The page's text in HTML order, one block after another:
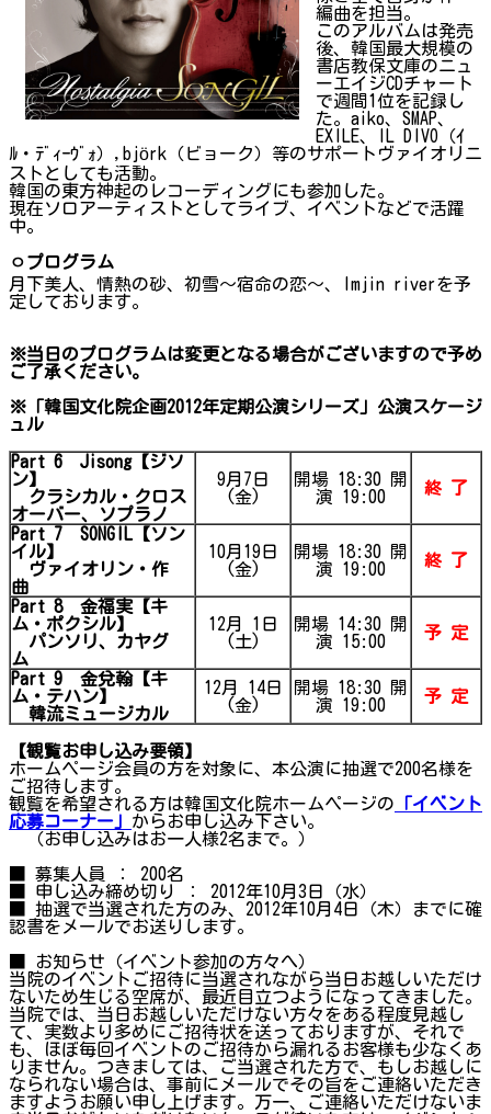
編曲を担当。
このアルバムは発売
後、韓国最大規模の
書店教保文庫のニュ
ーエイジCDチャート
で週間1位を記録し
た。aiko、SMAP、
EXILE、IL DIVO（ｲ
ﾙ・ﾃﾞｨｰｳﾞｫ）,björk（ビョーク）等のサポートヴァイオリニ
ストとしても活動。
韓国の東方神起のレコーディングにも参加した。
現在ソロアーティストとしてライブ、イベントなどで活躍
中。
ㅇプログラム
月下美人、情熱の砂、初雪〜宿命の恋〜、Imjin riverを予
定しております。
※当日のプログラムは変更となる場合がございますので予め
ご了承ください。
※「韓国文化院企画2012年定期公演シリーズ」公演スケージ
ュル
Part 6 Jisong【ジソ
ン】
クラシカル・クロス
オーバー、ソプラノ
9月7日
(金)
開場 18:30 開
演 19:00
終 了
Part 7 SONGIL 【ソン
イル】
ヴァイオリン・作
曲
10月19日
(金)
開場 18:30 開
演 19:00
終 了
Part 8
金福実【キ
ム・ポクシル】
パンソリ、カヤグ
ム
12月 1日
(土)
開場 14:30 開
演 15:00
予 定
Part 9 金兌翰【キ
ム・テハン】
韓流ミュージカル
12月 14日
(金)
開場 18:30 開
演 19:00
予 定
【観覧お申し込み要領】
ホームページ会員の方を対象に、本公演に抽選で200名様を
ご招待します。
観覧を希望される方は韓国文化院ホームページの 「イベント
応募コーナー」 からお申し込み下さい。
（お申し込みはお一人様2名まで。）
■ 募集人員 ： 200名
■ 申し込み締め切り ： 2012年10月3日（水）
■ 抽選で当選された方のみ、2012年10月4日（木）までに確
認書をメールでお送りします。
■ お知らせ（イベント参加の方々へ）
当院のイベントご招待に当選されながら当日お越しいただけ
ないため生じる空席が、最近目立つようになってきました。
当院では、当日お越しいただけない方々をある程度見越し
て、実数より多めにご招待状を送っておりますが、それで
も、ほぼ毎回イベントのご招待から漏れるお客様も少なくあ
りません。つきましては、ご当選された方で、もしお越しに
なられない場合は、事前にメールでその旨をご連絡いただき
ますようお願い申し上げます。万一、ご連絡いただけないま